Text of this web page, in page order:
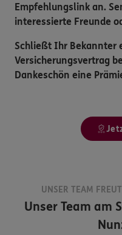
Empfehlungslink an.
interessierte Freunde
Schließt Ihr Bekannter
Versicherungsvertrag
Dankeschön eine
UNSER TEAM
Unser Team am